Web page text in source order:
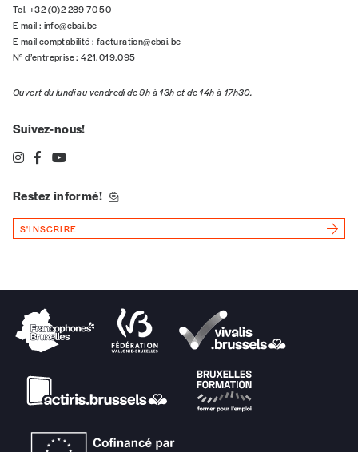
Tel. +32 (0)2 289 70 50
E-mail : info@cbai.be
E-mail comptabilité : facturation@cbai.be
N° d’entreprise : 421.019.095
Ouvert du lundi au vendredi de 9h à 13h et de 14h à 17h30.
Suivez-nous!
Restez informé!
S'INSCRIRE